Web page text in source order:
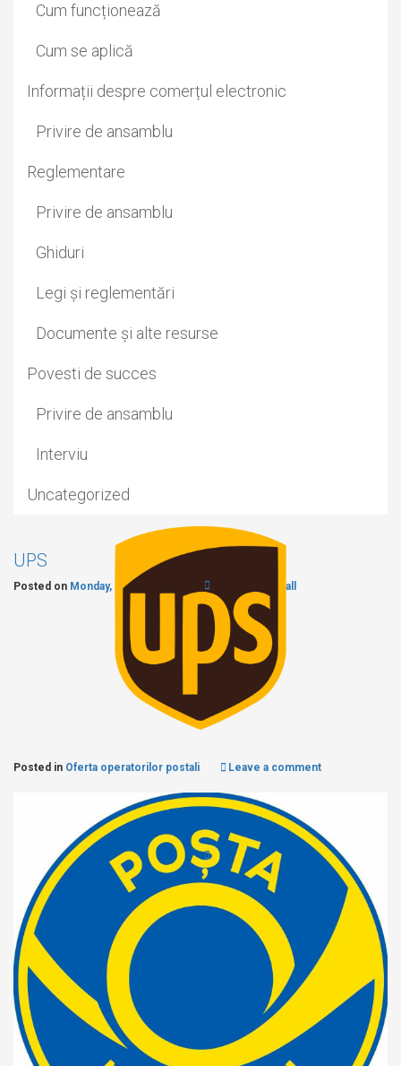
Cum funcționează
Cum se aplică
Informații despre comerțul electronic
Privire de ansamblu
Reglementare
Privire de ansamblu
Ghiduri
Legi și reglementări
Documente și alte resurse
Povesti de succes
Privire de ansamblu
Interviu
Uncategorized
UPS
Posted on Monday, 10 June 2024 ecommerce4all
Posted in Oferta operatorilor postali Leave a comment
Poșta Moldovei
Posted onMonday, 10 June 2024 ecommerce4all